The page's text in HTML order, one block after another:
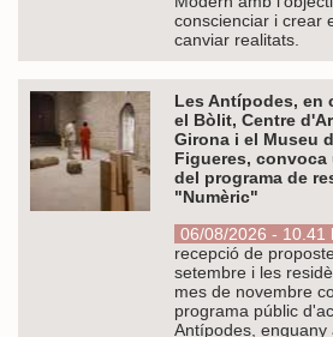
conscienciar i crear
canviar realitats.
Les Antípodes, en
el Bòlit, Centre
Girona i el Museu
Figueres,
del programa de
"Numèric"
06/08/2026 - 10.41
recepció de
setembre i les
mes de novembre
programa públic
Antípodes, enguany